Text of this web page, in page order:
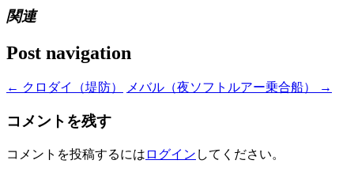
関連
Post navigation
← クロダイ（堤防） メバル（夜ソフトルアー乗合船） →
コメントを残す
コメントを投稿するには ログイン してください。